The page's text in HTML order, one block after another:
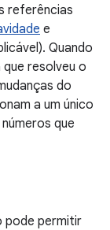
referências
e
Quando
que resolveu o
do
a um único
que
pode permitir